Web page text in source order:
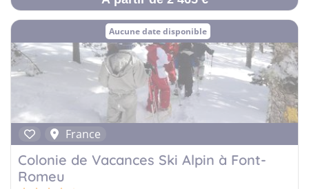
Aucune date disponible
France
Colonie de Vacances Ski Alpin à Font-
Romeu